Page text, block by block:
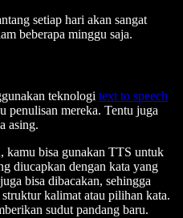
setiap hari akan sangat
beberapa minggu saja.
teknologi text to speech
penulisan mereka. Tentu juga
asing.
kamu bisa gunakan TTS untuk
diucapkan dengan kata yang
bisa dibacakan, sehingga
kalimat atau pilihan kata.
sudut pandang baru.